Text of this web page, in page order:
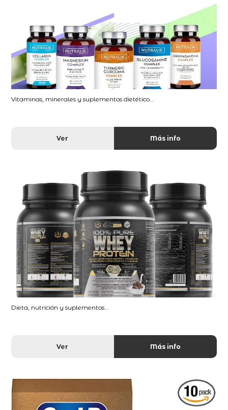
Vitaminas, minerales y suplementos dietético...
Ver Más info
Dieta, nutrición y suplementos...
Ver Más info